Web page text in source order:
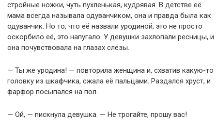
стройные ножки, чуть пухленькая, кудрявая. В детстве её
мама всегда называла одуванчиком, она и правда была как
одуванчик. Но то, что её назвали уродиной, это не просто
оскорбило её, это напугало. У девушки захлопали ресницы, и
она почувствовала на глазах слёзы.
— Ты же уродина! — повторила женщина и, схватив какую-то
головку из шкафчика, сжала её пальцами. Раздался хруст, и
фарфор посыпался на пол.
— Ой, — пискнула девушка. — Не трогайте, прошу вас!